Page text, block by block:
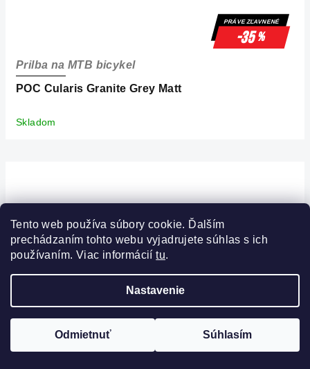
Tento web používa súbory cookie. Ďalším
prechádzaním tohto webu vyjadrujete súhlas s ich
používaním. Viac informáciítu.
Nastavenie
Odmietnuť Súhlasím
PRÁVE ZĽAVNENÉ
-35%
POC Cularis Granite Grey Matt
Prilba na MTB bicykel
Skladom